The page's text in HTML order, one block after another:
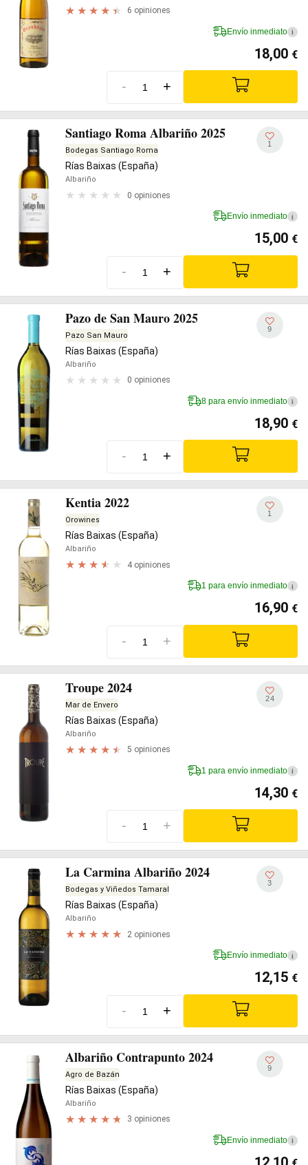
6 opiniones
Envío inmediato i
18,00 €
- +
Santiago Roma Albariño 2025
Bodegas Santiago Roma
Rías Baixas (España)
Albariño
0 opiniones
1
Envío inmediato i
15,00 €
- +
Pazo de San Mauro 2025
Pazo San Mauro
Rías Baixas (España)
Albariño
0 opiniones
9
8 para envío inmediato i
18,90 €
- +
Kentia 2022
Orowines
Rías Baixas (España)
Albariño
4 opiniones
1
1 para envío inmediato i
16,90 €
- +
Troupe 2024
Mar de Envero
Rías Baixas (España)
Albariño
5 opiniones
24
1 para envío inmediato i
14,30 €
- +
La Carmina Albariño 2024
Bodegas y Viñedos Tamaral
Rías Baixas (España)
Albariño
2 opiniones
3
Envío inmediato i
12,15 €
- +
Albariño Contrapunto 2024
Agro de Bazán
Rías Baixas (España)
Albariño
3 opiniones
9
Envío inmediato i